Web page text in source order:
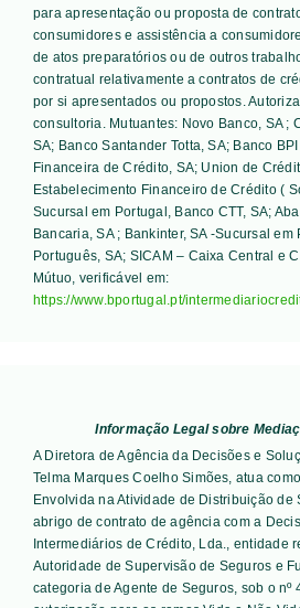
para apresentação ou proposta de
consumidores e assistência a
de atos preparatórios ou de outros
contratual relativamente a contratos de
por si apresentados ou propostos.
consultoria. Mutuantes: Novo Banco, SA ;
SA; Banco Santander Totta, SA; Banco
Financeira de Crédito, SA; Union de
Estabelecimento Financeiro de Crédito (
Sucursal em Portugal, Banco CTT, SA;
Bancaria, SA ; Bankinter, SA -Sucursal em
Português, SA; SICAM – Caixa Central e
Mútuo , verificável em:
https://www.bportugal.pt/
Informação Legal sobre
A Diretora de Agência da Decisões e
Telma Marques Coelho Simões, atua
Envolvida na Atividade de Distribuição de
abrigo de contrato de agência com a
Intermediários de Crédito, Lda., entidade
Autoridade de Supervisão de Seguros e
categoria de Agente de Seguros, sob o nº